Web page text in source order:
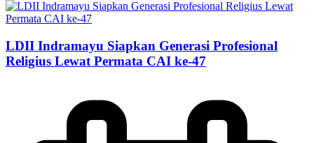
LDII Indramayu Siapkan Generasi Profesional
Religius Lewat Permata CAI ke-47